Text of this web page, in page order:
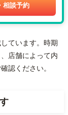
相談予約
ています。時期
店舗によって内
認ください。